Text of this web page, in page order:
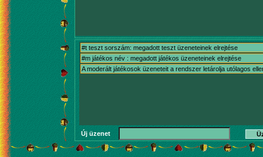
#t teszt sorszám: megadott teszt üzeneteinek elrejtése
#m játékos név : megadott játékos üzeneteinek elrejtése
A moderált játékosok üzeneteit a rendszer letárolja utólagos
Új üzenet